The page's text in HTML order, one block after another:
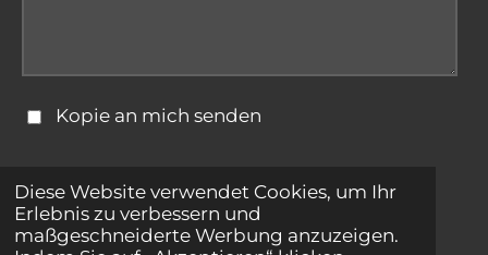
Diese Website verwendet Cookies, um Ihr
Erlebnis zu verbessern und
maßgeschneiderte Werbung anzuzeigen.
Kopie an mich senden
Formular absenden
© 2025 - 2026 bestepartnersuche.net